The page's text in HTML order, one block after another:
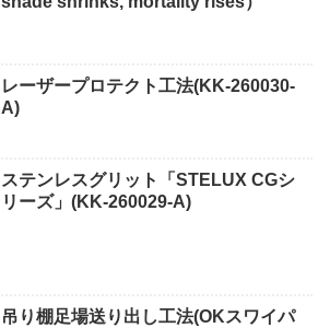
レーザープロテクト⼯法(KK-260030-
A)
ステンレスグリット「STELUX CGシ
リーズ」(KK-260029-A)
吊り棚足場送り出し工法(OKスワイパ